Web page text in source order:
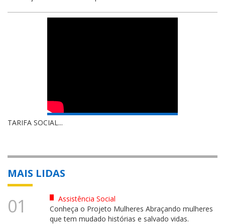
TARIFA SOCIAL...
MAIS LIDAS
01
Assistência Social
Conheça o Projeto Mulheres Abraçando mulheres
que tem mudado histórias e salvado vidas.